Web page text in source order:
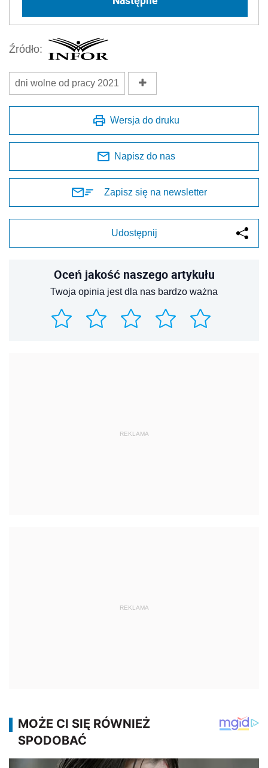
Źródło:
dni wolne od pracy 2021
Wersja do druku
Napisz do nas
Zapisz się na newsletter
Udostępnij
Oceń jakość naszego artykułu
Twoja opinia jest dla nas bardzo ważna
REKLAMA
REKLAMA